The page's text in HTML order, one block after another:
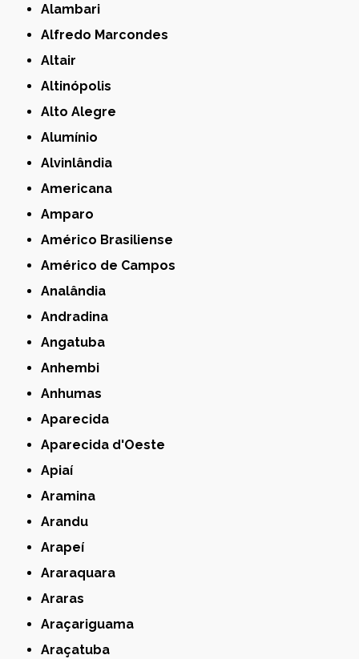
Alambari
Alfredo Marcondes
Altair
Altinópolis
Alto Alegre
Alumínio
Alvinlândia
Americana
Amparo
Américo Brasiliense
Américo de Campos
Analândia
Andradina
Angatuba
Anhembi
Anhumas
Aparecida
Aparecida d'Oeste
Apiaí
Aramina
Arandu
Arapeí
Araraquara
Araras
Araçariguama
Araçatuba